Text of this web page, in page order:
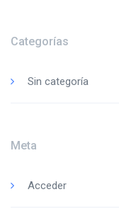
Categorías
Sin categoría
Meta
Acceder